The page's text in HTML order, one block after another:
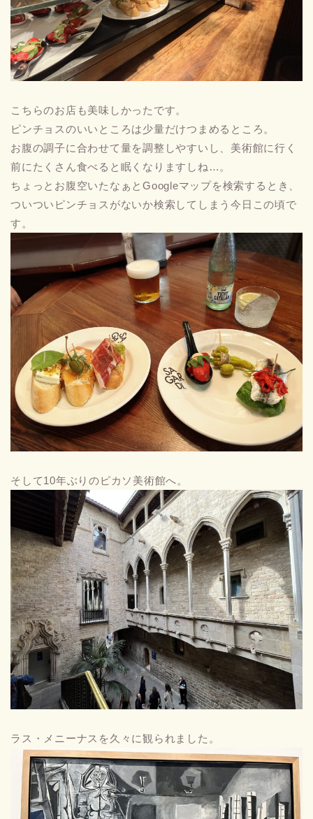
こちらのお店も美味しかったです。
ピンチョスのいいところは少量だけつまめるところ。
お腹の調子に合わせて量を調整しやすいし、美術館に行く
前にたくさん食べると眠くなりますしね…。
ちょっとお腹空いたなぁとGoogleマップを検索するとき、
ついついピンチョスがないか検索してしまう今日この頃で
す。
そして10年ぶりのピカソ美術館へ。
ラス・メニーナスを久々に観られました。